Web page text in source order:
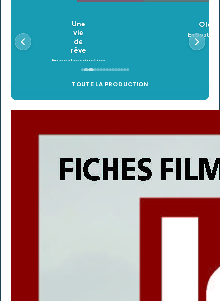
Oldeupe
En postproduction
TOUTE LA PRODUCTION